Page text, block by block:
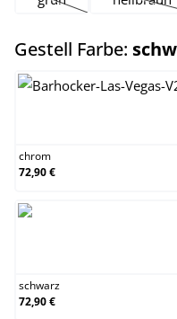
(Diese Option ist
Gestell Farbe:
chrom
72,90 €
schwarz
72,90 €